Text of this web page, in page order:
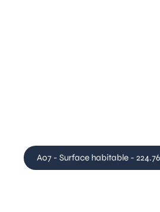
A07 - Surface habitable -